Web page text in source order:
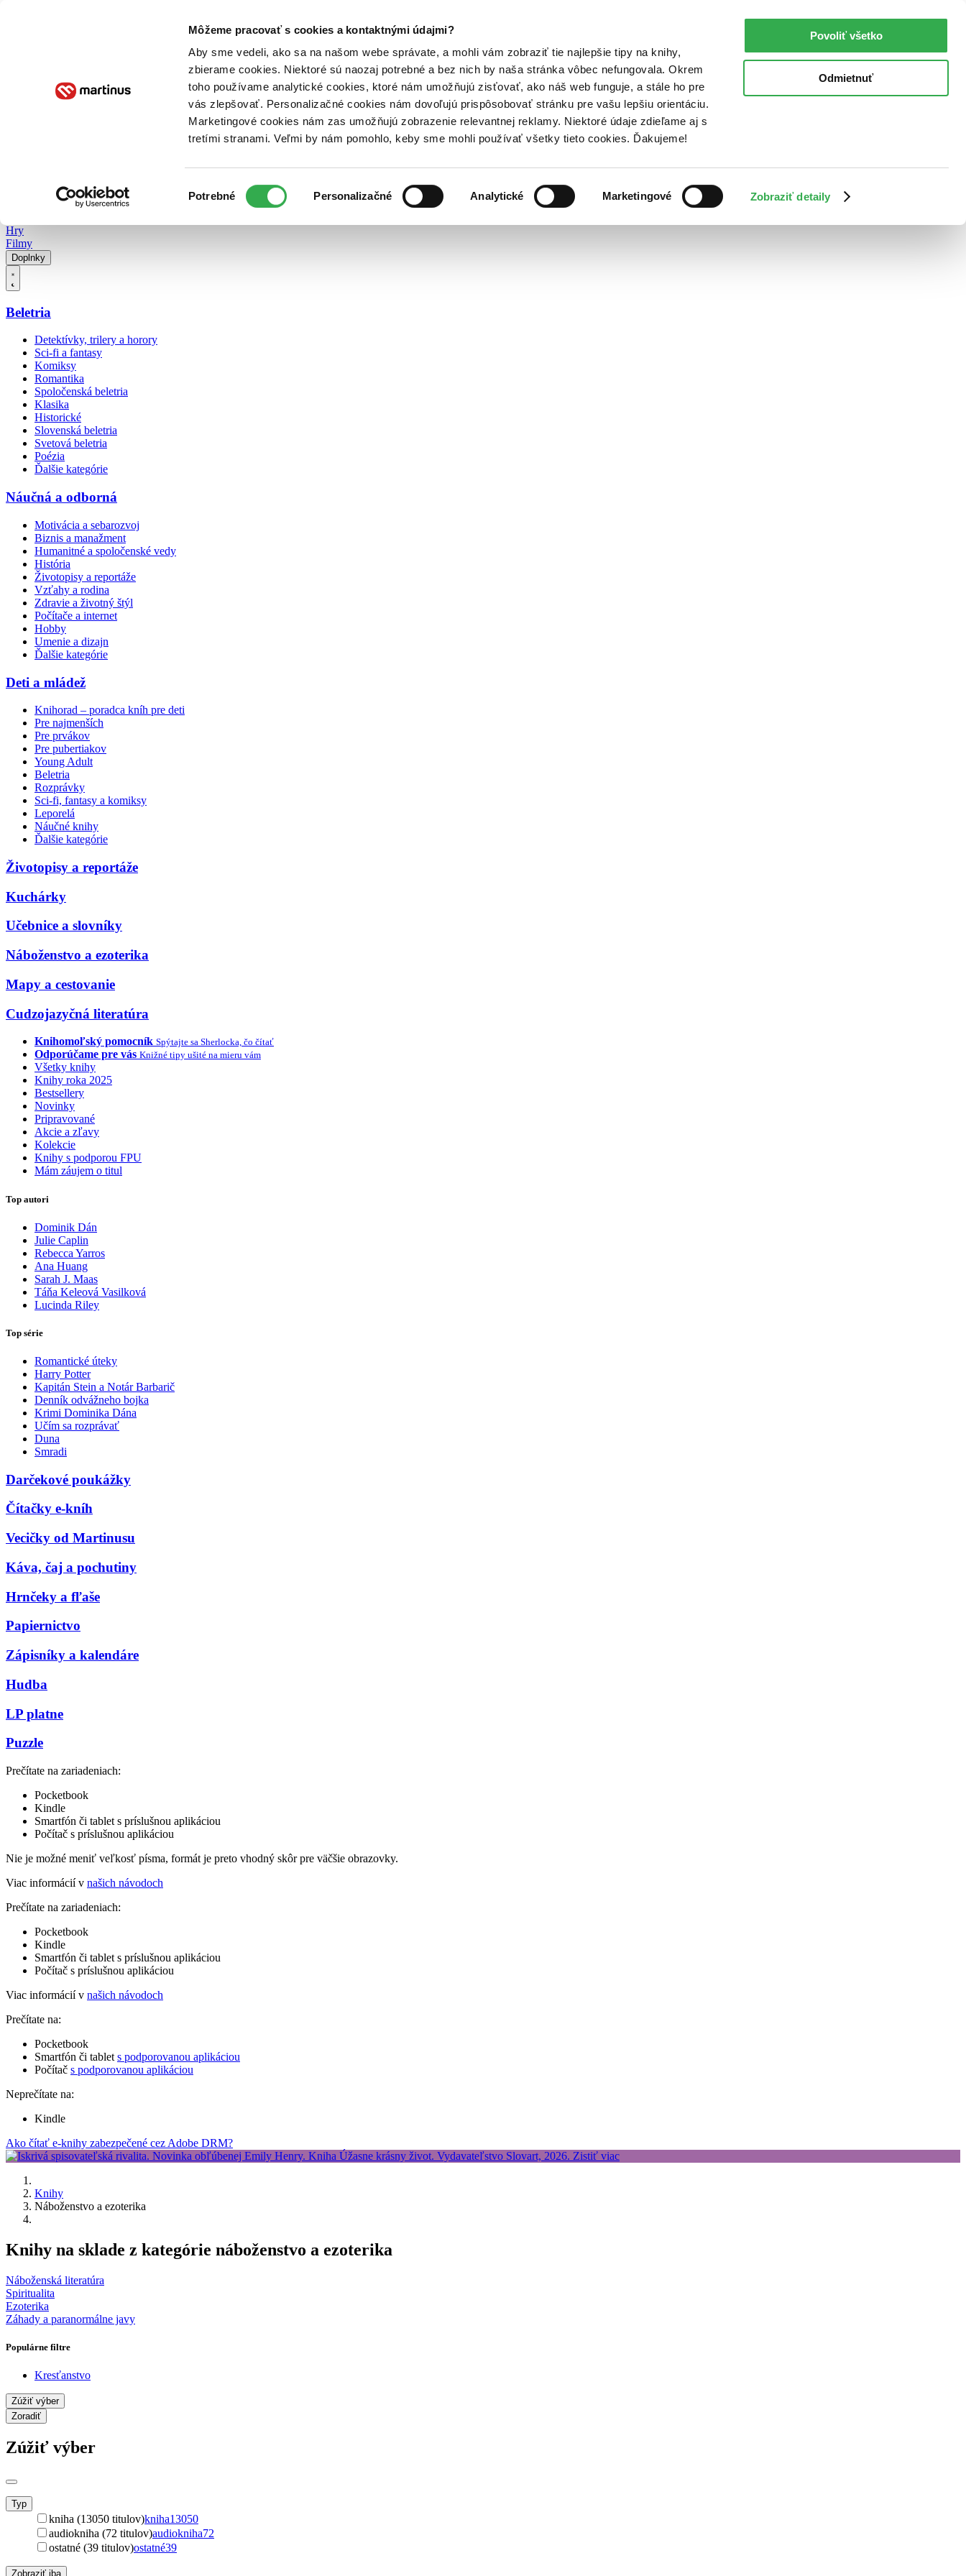
Môžeme pracovať s cookies a kontaktnými údajmi?
Aby sme vedeli, ako sa na našom webe správate, a mohli vám zobraziť tie najlepšie tipy na knihy,
zbierame cookies. Niektoré sú naozaj potrebné a bez nich by naša stránka vôbec nefungovala. Okrem
toho používame analytické cookies, ktoré nám umožňujú zisťovať, ako náš web funguje, a stále ho pre
vás zlepšovať. Personalizačné cookies nám dovoľujú prispôsobovať stránku pre vašu lepšiu orientáciu.
Marketingové cookies nám zas umožňujú zobrazenie relevantnej reklamy. Niektoré údaje zdieľame aj s
tretími stranami. Veľmi by nám pomohlo, keby sme mohli používať všetky tieto cookies. Ďakujeme!
súhlasu
Potrebné Personalizačné Analytické Marketingové Zobraziť detaily
Povoliť všetko
Odmietnuť
Poukážky Kontakt
Hry
Filmy
Doplnky
Beletria
Detektívky, trilery a horory
Sci-fi a fantasy
Komiksy
Romantika
Spoločenská beletria
Klasika
Historické
Slovenská beletria
Svetová beletria
Poézia
Ďalšie kategórie
Náučná a odborná
Motivácia a sebarozvoj
Biznis a manažment
Humanitné a spoločenské vedy
História
Životopisy a reportáže
Vzťahy a rodina
Zdravie a životný štýl
Počítače a internet
Hobby
Umenie a dizajn
Ďalšie kategórie
Deti a mládež
Knihorad – poradca kníh pre deti
Pre najmenších
Pre prvákov
Pre pubertiakov
Young Adult
Beletria
Rozprávky
Sci-fi, fantasy a komiksy
Leporelá
Náučné knihy
Ďalšie kategórie
Životopisy a reportáže
Kuchárky
Učebnice a slovníky
Náboženstvo a ezoterika
Mapy a cestovanie
Cudzojazyčná literatúra
Knihomoľský pomocník Spýtajte sa Sherlocka, čo čítať
Odporúčame pre vás Knižné tipy ušité na mieru vám
Všetky knihy
Knihy roka 2025
Bestsellery
Novinky
Pripravované
Akcie a zľavy
Kolekcie
Knihy s podporou FPU
Mám záujem o titul
Top autori
Dominik Dán
Julie Caplin
Rebecca Yarros
Ana Huang
Sarah J. Maas
Táňa Keleová Vasilková
Lucinda Riley
Top série
Romantické úteky
Harry Potter
Kapitán Stein a Notár Barbarič
Denník odvážneho bojka
Krimi Dominika Dána
Učím sa rozprávať
Duna
Smradi
Darčekové poukážky
Čítačky e-kníh
Vecičky od Martinusu
Káva, čaj a pochutiny
Hrnčeky a fľaše
Papiernictvo
Zápisníky a kalendáre
Hudba
LP platne
Puzzle
Prečítate na zariadeniach:
Pocketbook
Kindle
Smartfón či tablet s príslušnou aplikáciou
Počítač s príslušnou aplikáciou
Nie je možné meniť veľkosť písma, formát je preto vhodný skôr pre väčšie obrazovky.
Viac informácií v našich návodoch
Prečítate na zariadeniach:
Pocketbook
Kindle
Smartfón či tablet s príslušnou aplikáciou
Počítač s príslušnou aplikáciou
Viac informácií v našich návodoch
Prečítate na:
Pocketbook
Smartfón či tablet s podporovanou aplikáciou
Počítač s podporovanou aplikáciou
Neprečítate na:
Kindle
Ako čítať e-knihy zabezpečené cez Adobe DRM?
Knihy
Náboženstvo a ezoterika
Knihy na sklade z kategórie náboženstvo a ezoterika
Náboženská literatúra
Spiritualita
Ezoterika
Záhady a paranormálne javy
Populárne filtre
Kresťanstvo
Zúžiť výber
Zoradiť
Zúžiť výber
Typ
kniha (13050 titulov)kniha13050
audiokniha (72 titulov)audiokniha72
ostatné (39 titulov)ostatné39
Zobraziť iba